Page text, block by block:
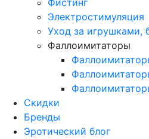
Фистинг
Электростимуляция
Уход за игрушками,
Фаллоимитаторы
Скидки
Бренды
Эротический блог